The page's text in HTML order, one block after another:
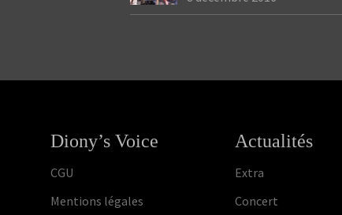
Diony’s Voice
CGU
Mentions légales
Actualités
Extra
Concert